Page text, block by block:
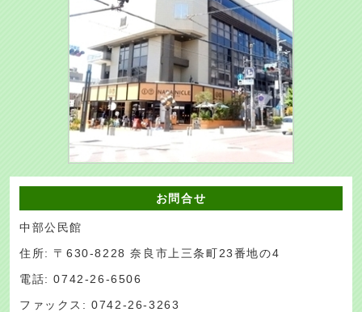
お問合せ
中部公民館
住所: 〒630-8228 奈良市上三条町23番地の4
電話: 0742-26-6506
ファックス: 0742-26-3263